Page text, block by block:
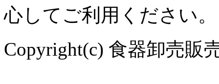
心してご利用ください。
Copyright(c) 食器卸売販